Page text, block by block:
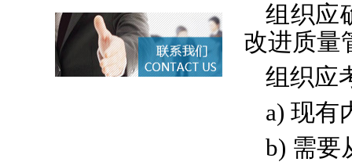
组织应
改进质量
组织应
a) 现有
b) 需要